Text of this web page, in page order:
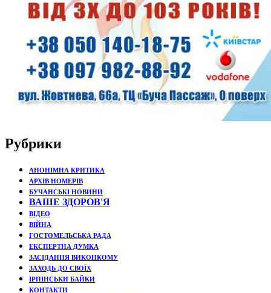
Рубрики
АНОНІМНА КРИТИКА
АРХІВ НОМЕРІВ
БУЧАНСЬКІ НОВИНИ
ВАШЕ ЗДОРОВ'Я
ВІДЕО
ВІЙНА
ГОСТОМЕЛЬСЬКА РАДА
ЕКСПЕРТНА ДУМКА
ЗАСІДАННЯ ВИКОНКОМУ
ЗАХОДЬ ДО СВОЇХ
ІРПІНСЬКИ БАЙКИ
КОНТАКТИ